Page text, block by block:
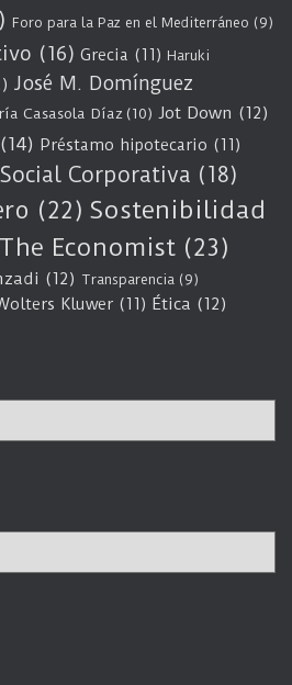
Foro para la Paz en el Mediterráneo (9)
(16) Grecia (11) Haruki
José M. Domínguez
Casasola Díaz (10) Jot Down (12)
(14) Préstamo hipotecario (11)
Corporativa (18)
(22) Sostenibilidad
The Economist (23)
(12) Transparencia (9)
Kluwer (11) Ética (12)